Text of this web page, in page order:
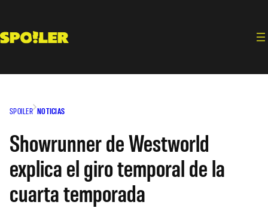
contenido
SPOILER NOTICIAS
Showrunner de Westworld
explica el giro temporal de la
cuarta temporada